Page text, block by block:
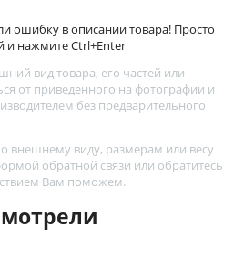
ошибку в описании товара! Просто
и нажмите Ctrl+Enter
вид товара, его частей или
от приведенного на фотографии и
без предварительного
внешнему виду, размерам или весу
обратной связи или обратитесь
Вам поможем.